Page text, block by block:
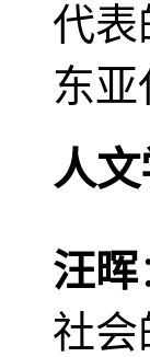
代表
东
人
汪晖
社会